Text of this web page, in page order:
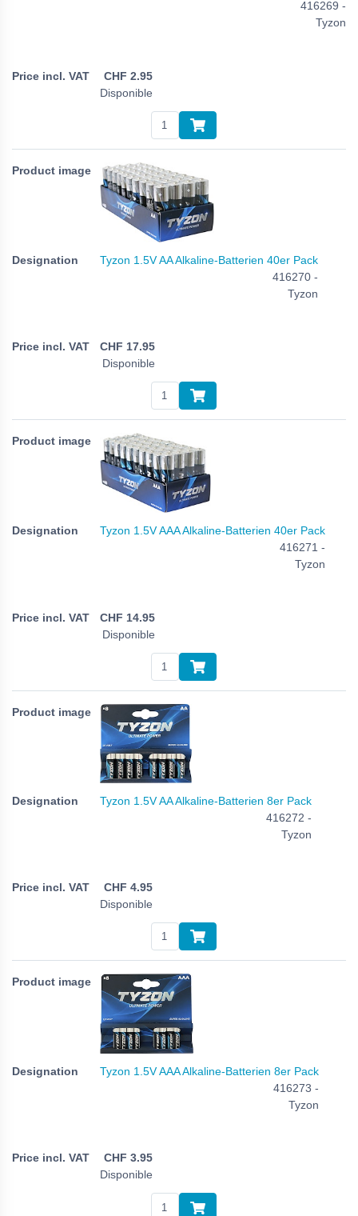
416269 -
Tyzon
CHF 2.95
Disponible
Tyzon 1.5V AA Alkaline-Batterien 40er Pack
416270 -
Tyzon
CHF 17.95
Disponible
Tyzon 1.5V AAA Alkaline-Batterien 40er Pack
416271 -
Tyzon
CHF 14.95
Disponible
Tyzon 1.5V AA Alkaline-Batterien 8er Pack
416272 -
Tyzon
CHF 4.95
Disponible
Tyzon 1.5V AAA Alkaline-Batterien 8er Pack
416273 -
Tyzon
CHF 3.95
Disponible